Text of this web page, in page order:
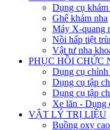
Dụng cụ khám
Ghế khám nha
Máy X-quang
Nồi hấp tiệt
Vật tư nha
PHỤC HỒI CHỨC
Dụng cụ chỉnh
Dụng cụ tập
Dụng cụ tập
Xe lăn - Dụng
VẬT LÝ TRỊ LIỆU
Buồng oxy